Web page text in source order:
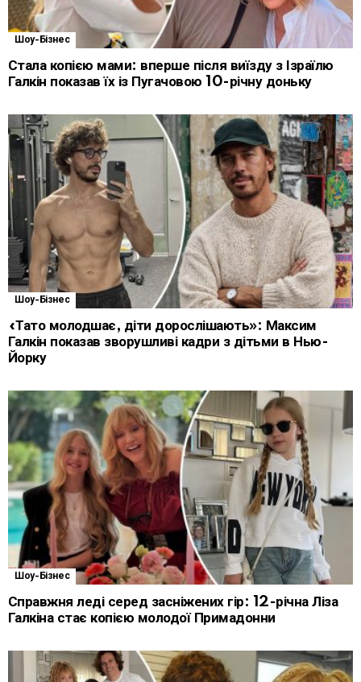
Шоу-Бізнес
Стала копією мами: вперше після виїзду з Ізраїлю
Галкін показав їх із Пугачовою 10-річну доньку
Шоу-Бізнес
«Тато молодшає, діти дорослішають»: Максим
Галкін показав зворушливі кадри з дітьми в Нью-
Йорку
Шоу-Бізнес
Справжня леді серед засніжених гір: 12-річна Ліза
Галкіна стає копією молодої Примадонни